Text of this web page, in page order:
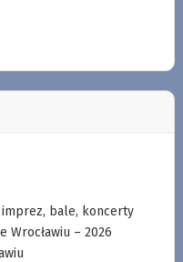
bale, koncerty
Wrocławiu – 2026